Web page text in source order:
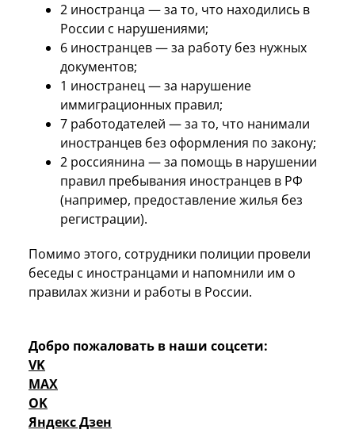
2 иностранца — за то, что находились в
России с нарушениями;
6 иностранцев — за работу без нужных
документов;
1 иностранец — за нарушение
иммиграционных правил;
7 работодателей — за то, что нанимали
иностранцев без оформления по закону;
2 россиянина — за помощь в нарушении
правил пребывания иностранцев в РФ
(например, предоставление жилья без
регистрации).
Помимо этого, сотрудники полиции провели
беседы с иностранцами и напомнили им о
правилах жизни и работы в России.
Добро пожаловать в наши соцсети:
VK
MAX
OK
Яндекс Дзен